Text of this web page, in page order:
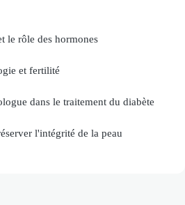
le rôle des hormones
et fertilité
dans le traitement du diabète
l'intégrité de la peau